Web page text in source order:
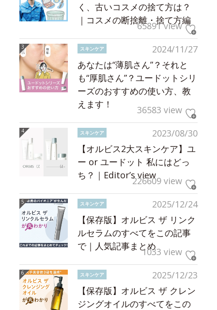
く、古いコスメの捨て方は？
｜コスメの断捨離・捨て方編
65891 view
2024/11/27
スキンケア
あなたは“薄肌さん”？それと
も“厚肌さん”？ユードットシリ
ーズのおすすめの使い方、教
えます！
36583 view
2023/08/30
スキンケア
【オルビス2大スキンケア】ユ
ー or ユードット 私にはどっ
ち？｜Editor’s view226609 view
2025/12/24
スキンケア
【保存版】オルビス ザ リンク
ルセラムのすべてをこの記事
で｜人気記事まとめ1033 view
2025/12/23
スキンケア
【保存版】オルビス ザ クレン
ジングオイルのすべてをこの